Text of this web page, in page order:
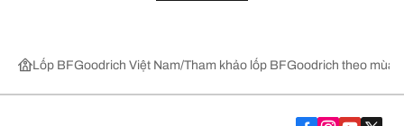
Lốp BFGoodrich Việt Nam Tham khảo lốp BFGoodrich theo